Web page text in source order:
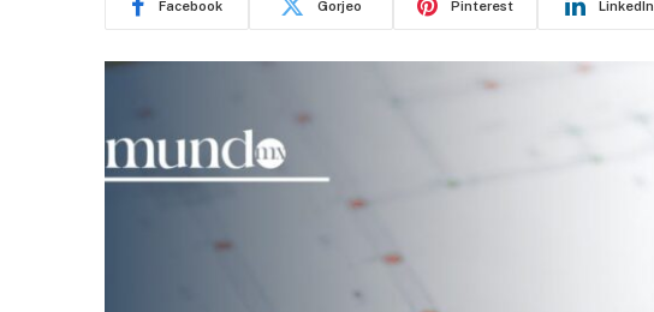
Facebook Gorjeo Pinterest LinkedIn